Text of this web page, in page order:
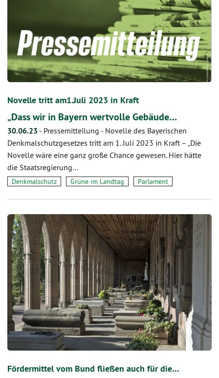
Novelle tritt am1.Juli 2023 in Kraft
„Dass wir in Bayern wertvolle Gebäude…
30.06.23 - Pressemitteilung - Novelle des Bayerischen
Denkmalschutzgesetzes tritt am 1. Juli 2023 in Kraft – „Die
Novelle wäre eine ganz große Chance gewesen. Hier hätte
die Staatsregierung…
Denkmalschutz Grüne im Landtag Parlament
Fördermittel vom Bund fließen auch für die…